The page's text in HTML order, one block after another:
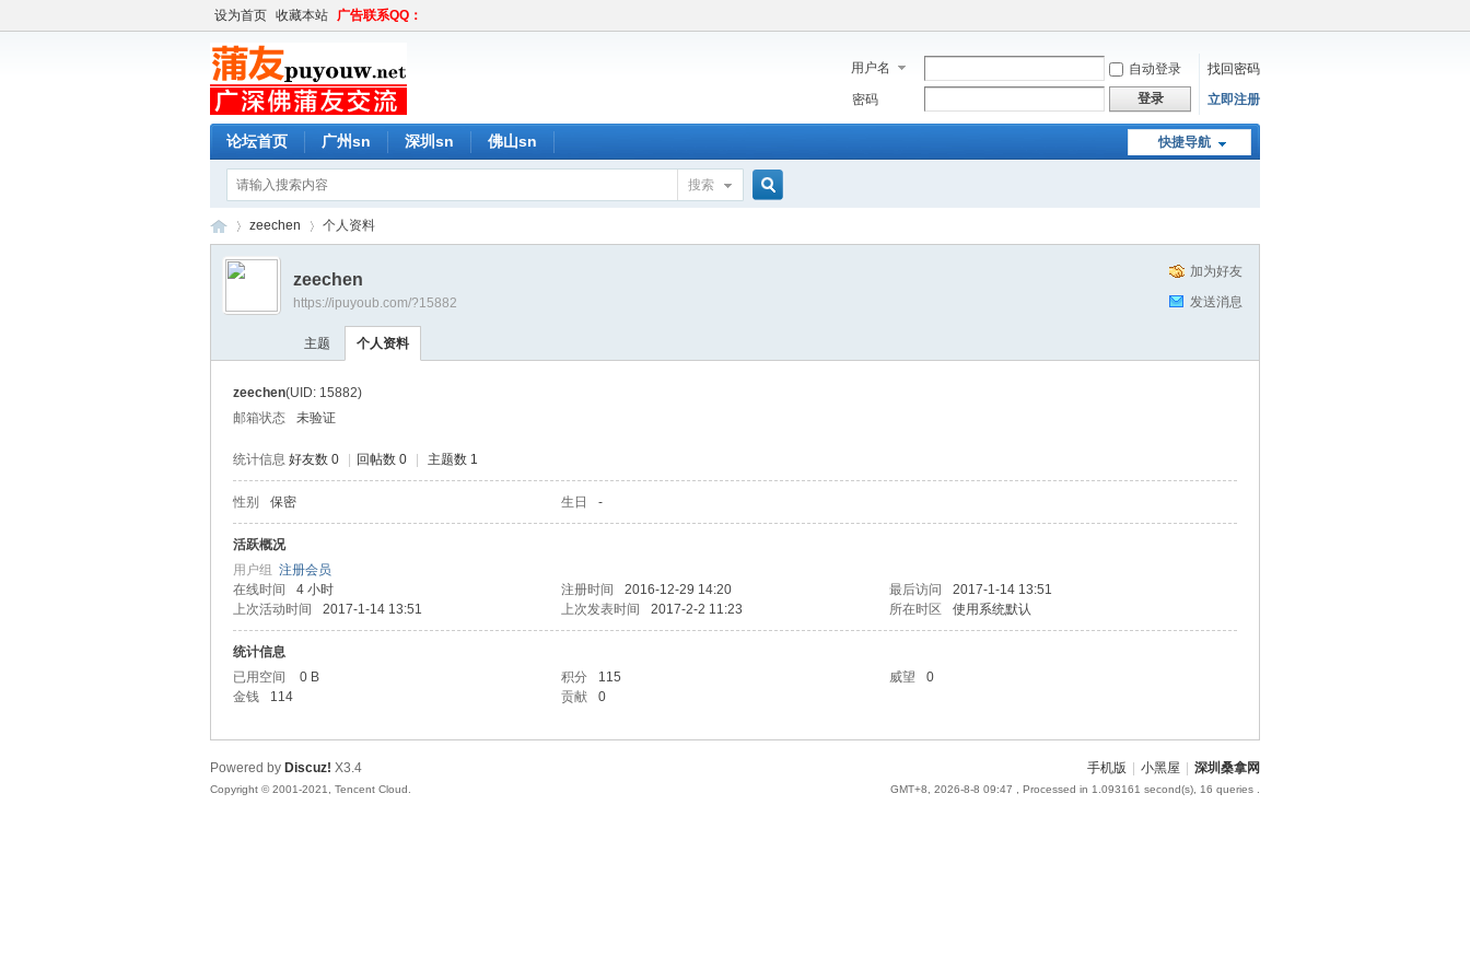
设为首页 收藏本站 广告联系QQ：
用户名 自动登录
找回密码
密码
登录 立即注册
快捷导航
论坛首页 广州sn 深圳sn 佛山sn
搜索
›
zeechen 个人资料
加为好友
发送消息
zeechen
https://ipuyoub.com/?15882
主题 个人资料
zeechen(UID: 15882)
邮箱状态
未验证
统计信息 好友数 0 回帖数 0 主题数 1
性别 保密 生日 -
活跃概况
用户组 注册会员
在线时间
4 小时 注册时间 2016-12-29 14:20 最后访问
2017-1-14 13:51
上次活动时间
2017-1-14 13:51 上次发表时间 2017-2-2 11:23 所在时区 使用系统默认
统计信息
已用空间
0 B 积分 115 威望
0
金钱
114 贡献 0
手机版 小黑屋 深圳桑拿网
GMT+8, 2026-8-8 09:47 , Processed in 1.093161 second(s), 16 queries .
Powered by Discuz! X3.4
Copyright © 2001-2021, Tencent Cloud.